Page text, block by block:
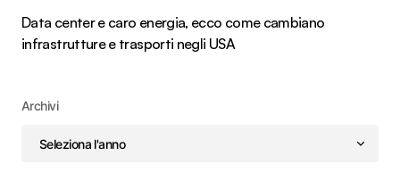
Data center e caro energia, ecco come cambiano
infrastrutture e trasporti negli USA
Archivi